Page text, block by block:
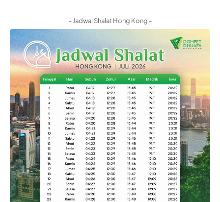
- Jadwal Shalat Hong Kong -